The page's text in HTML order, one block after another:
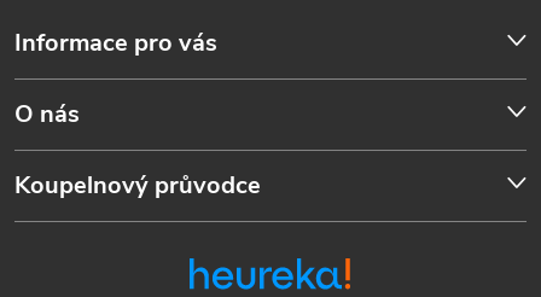
Informace pro vás
O nás
Koupelnový průvodce